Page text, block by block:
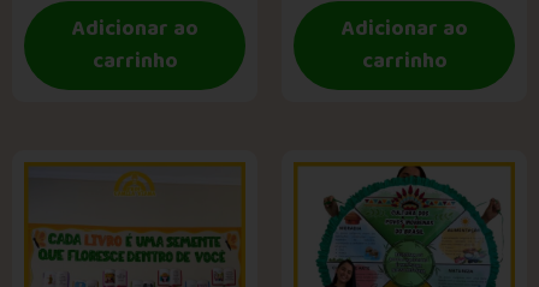
Adicionar ao
carrinho
Adicionar ao
carrinho